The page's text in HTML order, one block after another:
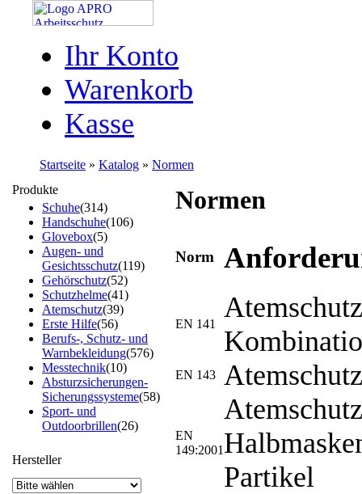
Ihr Konto
Warenkorb
Kasse
Startseite » Katalog » Normen
Produkte
Schuhe(314)
Handschuhe(106)
Glovebox(5)
Augen- und
Gesichtsschutz(119)
Gehörschutz(52)
Schutzhelme(41)
Atemschutz(39)
Erste Hilfe(56)
Berufs-, Schutz- und
Warnbekleidung(576)
Messtechnik(10)
Absturzsicherungen-
Sicherungssysteme(58)
Sport- und
Outdoorbrillen(26)
Hersteller
Normen
Norm
EN 141
EN 143
EN
149:2001
Partikel